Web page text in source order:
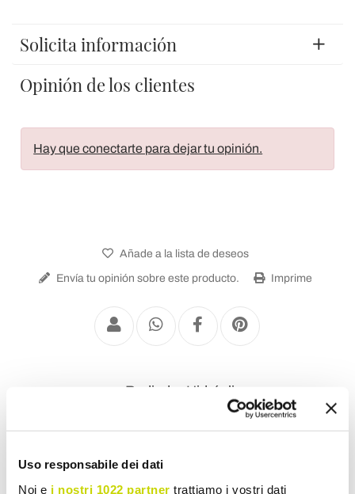
Uso responsabile dei dati
Noi e i nostri 1022 partner trattiamo i vostri dati
Solicita información
Opinión de los clientes
Hay que conectarte para dejar tu opinión.
Añade a la lista de deseos
Envía tu opinión sobre este producto. Imprime
Radiador Hidráulico